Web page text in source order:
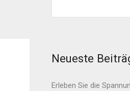
Neueste
Erleben Sie die